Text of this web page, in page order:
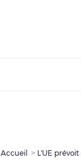
Accueil L'UE